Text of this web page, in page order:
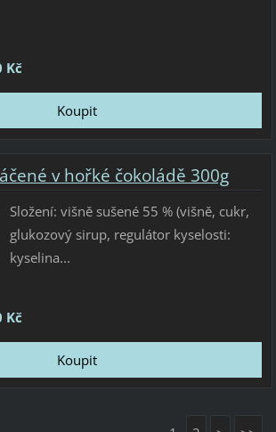
Kč
v hořké čokoládě 300g
Složení: višně sušené 55 % (višně, cukr,
glukozový sirup, regulátor kyselosti:
kyselina...
Kč